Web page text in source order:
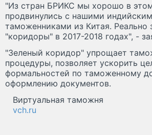
"Из стран БРИКС мы хорошо в
продвинулись с нашими
таможенниками из Китая. Реально
"коридоры" в 2017-2018 годах", -
"Зеленый коридор" упрощает
процедуры, позволяет ускорить
формальностей по таможенному
оформлению документов.
Виртуальная таможня
vch.ru